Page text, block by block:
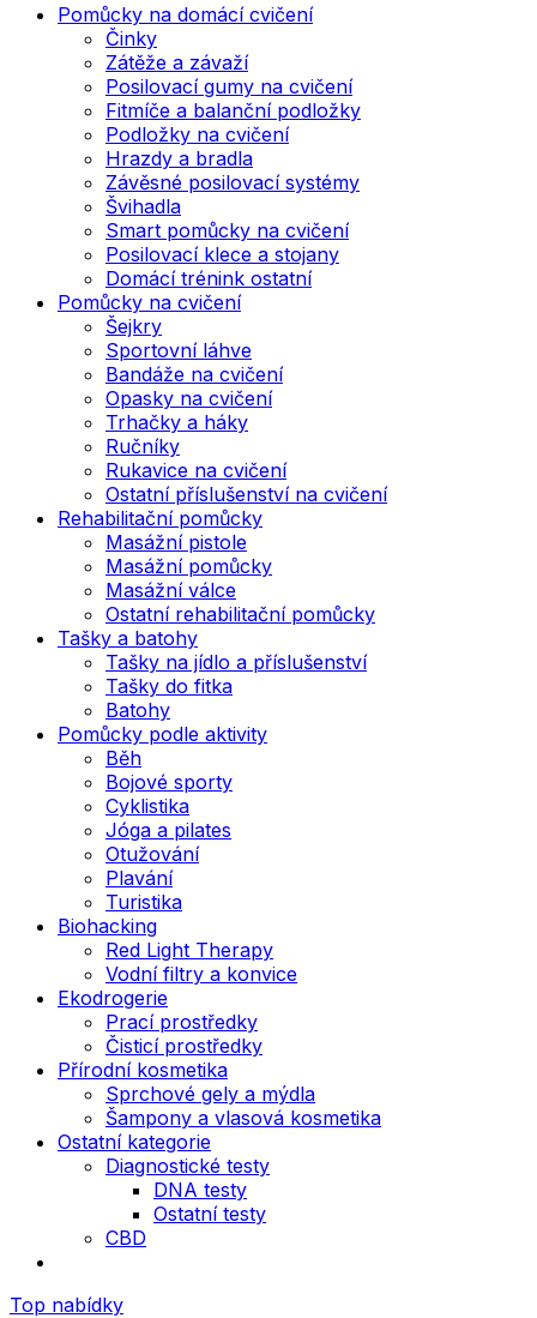
Pomůcky na domácí cvičení
Činky
Zátěže a závaží
Posilovací gumy na cvičení
Fitmíče a balanční podložky
Podložky na cvičení
Hrazdy a bradla
Závěsné posilovací systémy
Švihadla
Smart pomůcky na cvičení
Posilovací klece a stojany
Domácí trénink ostatní
Pomůcky na cvičení
Šejkry
Sportovní láhve
Bandáže na cvičení
Opasky na cvičení
Trhačky a háky
Ručníky
Rukavice na cvičení
Ostatní příslušenství na cvičení
Rehabilitační pomůcky
Masážní pistole
Masážní pomůcky
Masážní válce
Ostatní rehabilitační pomůcky
Tašky a batohy
Tašky na jídlo a příslušenství
Tašky do fitka
Batohy
Pomůcky podle aktivity
Běh
Bojové sporty
Cyklistika
Jóga a pilates
Otužování
Plavání
Turistika
Biohacking
Red Light Therapy
Vodní filtry a konvice
Ekodrogerie
Prací prostředky
Čisticí prostředky
Přírodní kosmetika
Sprchové gely a mýdla
Šampony a vlasová kosmetika
Ostatní kategorie
Diagnostické testy
DNA testy
Ostatní testy
CBD
Top nabídky